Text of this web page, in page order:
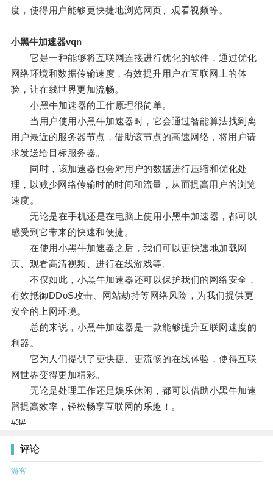
度，使得用户能够更快捷地浏览网页、观看视频等。
小黑牛加速器vqn
它是一种能够将互联网连接进行优化的软件，通过优化
网络环境和数据传输速度，有效提升用户在互联网上的体
验，让在线世界更加流畅。
小黑牛加速器的工作原理很简单。
当用户使用小黑牛加速器时，它会通过智能算法找到离
用户最近的服务器节点，借助该节点的高速网络，将用户请
求发送给目标服务器。
同时，该加速器也会对用户的数据进行压缩和优化处
理，以减少网络传输时的时间和流量，从而提高用户的浏览
速度。
无论是在手机还是在电脑上使用小黑牛加速器，都可以
感受到它带来的快速和便捷。
在使用小黑牛加速器之后，我们可以更快速地加载网
页、观看高清视频、进行在线游戏等。
不仅如此，小黑牛加速器还可以保护我们的网络安全，
有效抵御DDoS攻击、网站劫持等网络风险，为我们提供更
安全的上网环境。
总的来说，小黑牛加速器是一款能够提升互联网速度的
利器。
它为人们提供了更快捷、更流畅的在线体验，使得互联
网世界变得更加精彩。
无论是处理工作还是娱乐休闲，都可以借助小黑牛加速
器提高效率，轻松畅享互联网的乐趣！。
#3#
评论
游客